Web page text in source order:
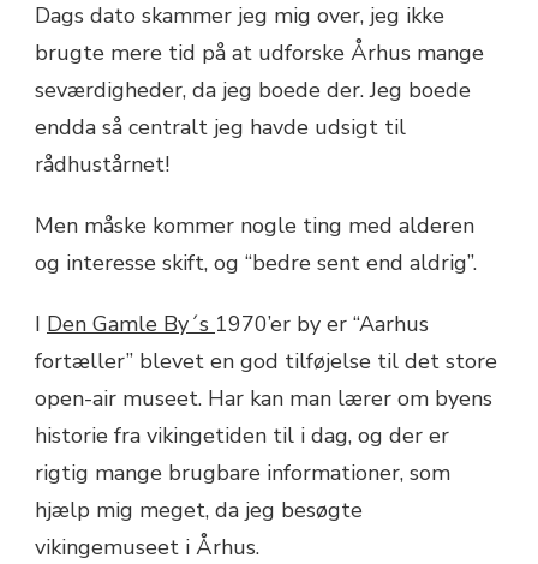
Dags dato skammer jeg mig over, jeg ikke
brugte mere tid på at udforske Århus mange
seværdigheder, da jeg boede der. Jeg boede
endda så centralt jeg havde udsigt til
rådhustårnet!
Men måske kommer nogle ting med alderen
og interesse skift, og “bedre sent end aldrig”.
I Den Gamle By´s 1970’er by er “Aarhus
fortæller” blevet en god tilføjelse til det store
open-air museet. Har kan man lærer om byens
historie fra vikingetiden til i dag, og der er
rigtig mange brugbare informationer, som
hjælp mig meget, da jeg besøgte
vikingemuseet i Århus.